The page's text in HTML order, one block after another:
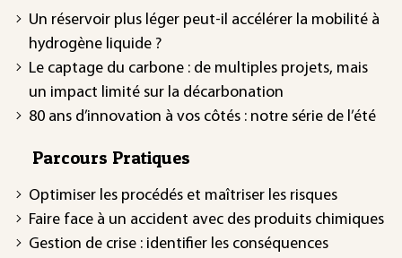
Un réservoir plus léger peut-il accélérer la mobilité à
hydrogène liquide ?
Le captage du carbone : de multiples projets, mais
un impact limité sur la décarbonation
80 ans d’innovation à vos côtés : notre série de l’été
Parcours Pratiques
Optimiser les procédés et maîtriser les risques
Faire face à un accident avec des produits chimiques
Gestion de crise : identifier les conséquences